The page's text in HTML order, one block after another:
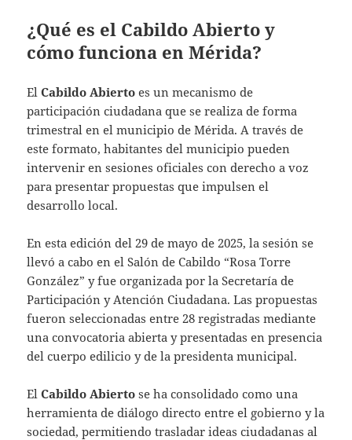
¿Qué es el Cabildo Abierto y
cómo funciona en Mérida?
ElCabildo Abierto es un mecanismo de
participación ciudadana que se realiza de forma
trimestral en el municipio de Mérida. A través de
este formato, habitantes del municipio pueden
intervenir en sesiones oficiales con derecho a voz
para presentar propuestas que impulsen el
desarrollo local.
En esta edición del 29 de mayo de 2025, la sesión se
llevó a cabo en el Salón de Cabildo “Rosa Torre
González” y fue organizada por la Secretaría de
Participación y Atención Ciudadana. Las propuestas
fueron seleccionadas entre 28 registradas mediante
una convocatoria abierta y presentadas en presencia
del cuerpo edilicio y de la presidenta municipal.
ElCabildo Abierto se ha consolidado como una
herramienta de diálogo directo entre el gobierno y la
sociedad, permitiendo trasladar ideas ciudadanas al